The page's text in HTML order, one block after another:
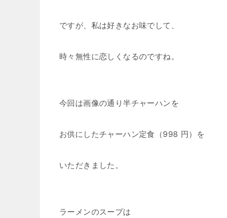
ですが、私は好きなお味でして、
時々無性に恋しくなるのですね。
今回は画像の通り半チャーハンを
お供にしたチャーハン定食（998 円）を
いただきました。
ラーメンのスープは